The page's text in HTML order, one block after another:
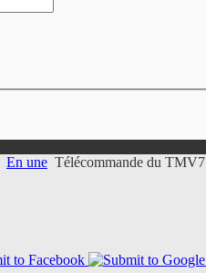
En une Télécommande du TMV7